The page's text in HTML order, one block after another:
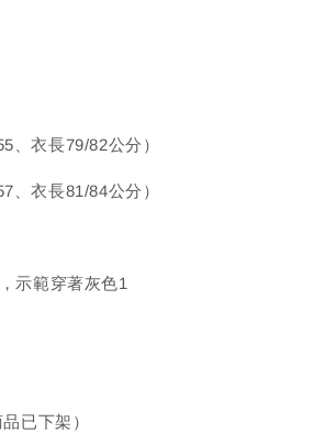
、衣長79/82公分）
、衣長81/84公分）
示範穿著灰色1
已下架）